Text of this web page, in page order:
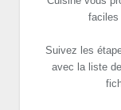
faciles
Suivez les
avec la liste